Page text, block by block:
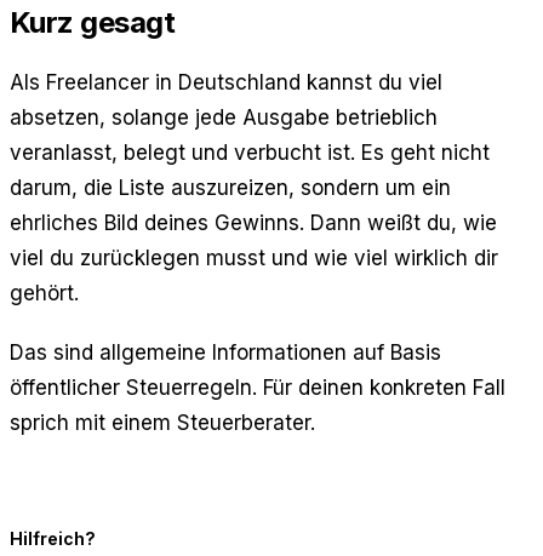
Kurz gesagt
Als Freelancer in Deutschland kannst du viel
absetzen, solange jede Ausgabe betrieblich
veranlasst, belegt und verbucht ist. Es geht nicht
darum, die Liste auszureizen, sondern um ein
ehrliches Bild deines Gewinns. Dann weißt du, wie
viel du zurücklegen musst und wie viel wirklich dir
gehört.
Das sind allgemeine Informationen auf Basis
öffentlicher Steuerregeln. Für deinen konkreten Fall
sprich mit einem Steuerberater.
Hilfreich?